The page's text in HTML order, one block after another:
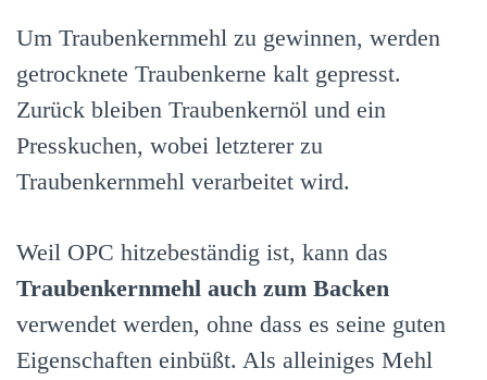
Um Traubenkernmehl zu gewinnen, werden
getrocknete Traubenkerne kalt gepresst.
Zurück bleiben Traubenkernöl und ein
Presskuchen, wobei letzterer zu
Traubenkernmehl verarbeitet wird.
Weil OPC hitzebeständig ist, kann das
Traubenkernmehl auch zum Backen
verwendet werden, ohne dass es seine guten
Eigenschaften einbüßt. Als alleiniges Mehl